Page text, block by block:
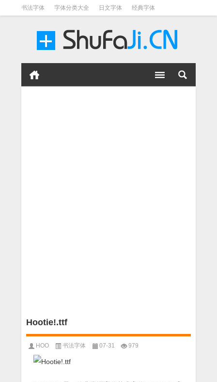
书法字体 字体分类大全 日文字体 经典字体
Hootie!.ttf
HOO 书法字体 07-31 979